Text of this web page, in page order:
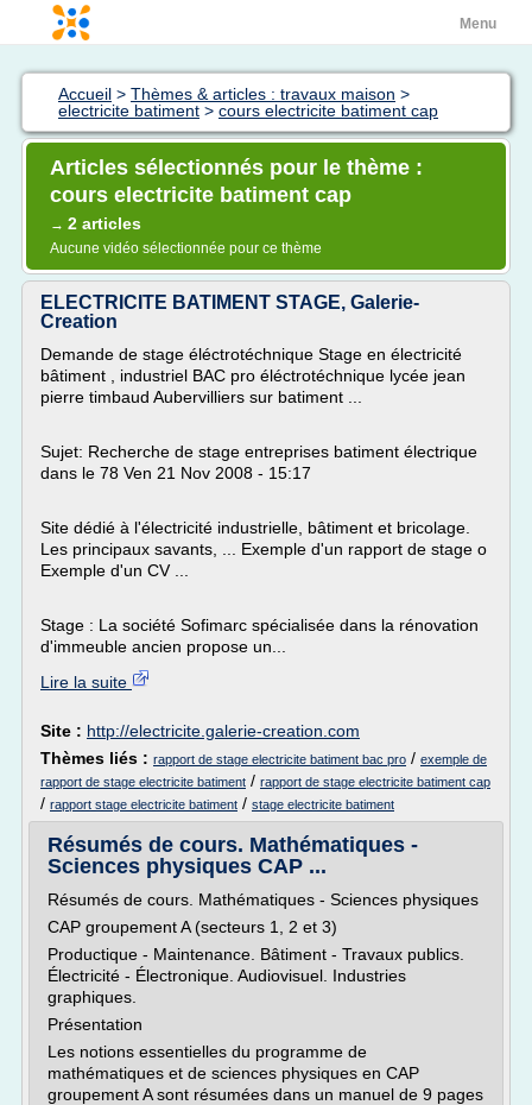
Menu
Accueil > Thèmes & articles : travaux maison >
electricite batiment > cours electricite batiment cap
Articles sélectionnés pour le thème :
cours electricite batiment cap
→ 2 articles
Aucune vidéo sélectionnée pour ce thème
ELECTRICITE BATIMENT STAGE, Galerie-
Creation
Demande de stage éléctrotéchnique Stage en électricité
bâtiment , industriel BAC pro éléctrotéchnique lycée jean
pierre timbaud Aubervilliers sur batiment ...
Sujet: Recherche de stage entreprises batiment électrique
dans le 78 Ven 21 Nov 2008 - 15:17
Site dédié à l'électricité industrielle, bâtiment et bricolage.
Les principaux savants, ... Exemple d'un rapport de stage o
Exemple d'un CV ...
Stage : La société Sofimarc spécialisée dans la rénovation
d'immeuble ancien propose un...
Lire la suite
Site : http://electricite.galerie-creation.com
Thèmes liés : rapport de stage electricite batiment bac pro / exemple de
rapport de stage electricite batiment / rapport de stage electricite batiment cap
/ rapport stage electricite batiment / stage electricite batiment
Résumés de cours. Mathématiques -
Sciences physiques CAP ...
Résumés de cours. Mathématiques - Sciences physiques
CAP groupement A (secteurs 1, 2 et 3)
Productique - Maintenance. Bâtiment - Travaux publics.
Électricité - Électronique. Audiovisuel. Industries
graphiques.
Présentation
Les notions essentielles du programme de
mathématiques et de sciences physiques en CAP
groupement A sont résumées dans un manuel de 9 pages